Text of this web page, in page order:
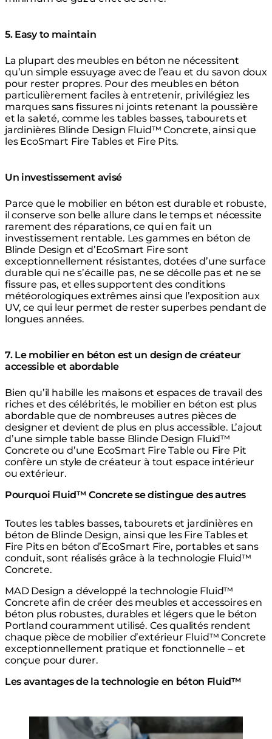
5. Easy to maintain
La plupart des meubles en béton ne nécessitent
qu’un simple essuyage avec de l’eau et du savon doux
pour rester propres. Pour des meubles en béton
particulièrement faciles à entretenir, privilégiez les
marques sans fissures ni joints retenant la poussière
et la saleté, comme les tables basses, tabourets et
jardinières Blinde Design Fluid™ Concrete, ainsi que
les EcoSmart Fire Tables et Fire Pits.
Un investissement avisé
Parce que le mobilier en béton est durable et robuste,
il conserve son belle allure dans le temps et nécessite
rarement des réparations, ce qui en fait un
investissement rentable. Les gammes en béton de
Blinde Design et d’EcoSmart Fire sont
exceptionnellement résistantes, dotées d’une surface
durable qui ne s’écaille pas, ne se décolle pas et ne se
fissure pas, et elles supportent des conditions
météorologiques extrêmes ainsi que l’exposition aux
UV, ce qui leur permet de rester superbes pendant de
longues années.
7. Le mobilier en béton est un design de créateur
accessible et abordable
Bien qu’il habille les maisons et espaces de travail des
riches et des célébrités, le mobilier en béton est plus
abordable que de nombreuses autres pièces de
designer et devient de plus en plus accessible. L’ajout
d’une simple table basse Blinde Design Fluid™
Concrete ou d’une EcoSmart Fire Table ou Fire Pit
confère un style de créateur à tout espace intérieur
ou extérieur.
Pourquoi Fluid™ Concrete se distingue des autres
Toutes les tables basses, tabourets et jardinières en
béton de Blinde Design, ainsi que les Fire Tables et
Fire Pits en béton d’EcoSmart Fire, portables et sans
conduit, sont réalisés grâce à la technologie Fluid™
Concrete.
MAD Design a développé la technologie Fluid™
Concrete afin de créer des meubles et accessoires en
béton plus robustes, durables et légers que le béton
Portland couramment utilisé. Ces qualités rendent
chaque pièce de mobilier d’extérieur Fluid™ Concrete
exceptionnellement pratique et fonctionnelle – et
conçue pour durer.
Les avantages de la technologie en béton Fluid™
Loading image...